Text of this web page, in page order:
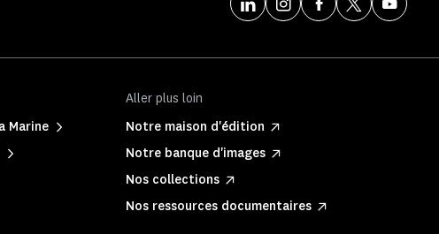
Marine
Aller plus loin
Notre maison d'édition
Notre banque d'images
Nos collections
Nos ressources documentaires